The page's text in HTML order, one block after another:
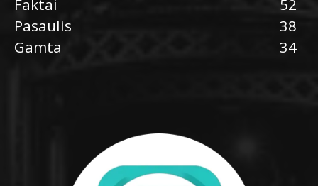
Faktai
52
Pasaulis
38
Gamta
34